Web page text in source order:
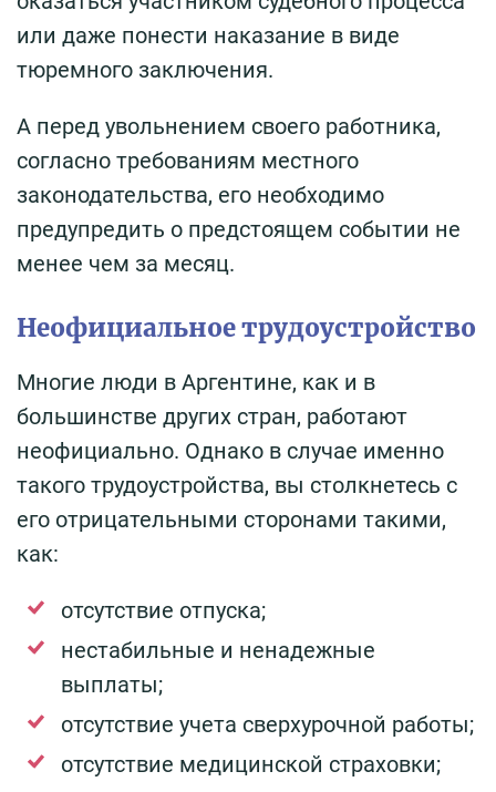
или даже понести наказание в виде
тюремного заключения.
А перед увольнением своего работника,
согласно требованиям местного
законодательства, его необходимо
предупредить о предстоящем событии не
менее чем за месяц.
Неофициальное трудоустройство
Многие люди в Аргентине, как и в
большинстве других стран, работают
неофициально. Однако в случае именно
такого трудоустройства, вы столкнетесь с
его отрицательными сторонами такими,
как:
отсутствие отпуска;
нестабильные и ненадежные
выплаты;
отсутствие учета сверхурочной работы;
отсутствие медицинской страховки;